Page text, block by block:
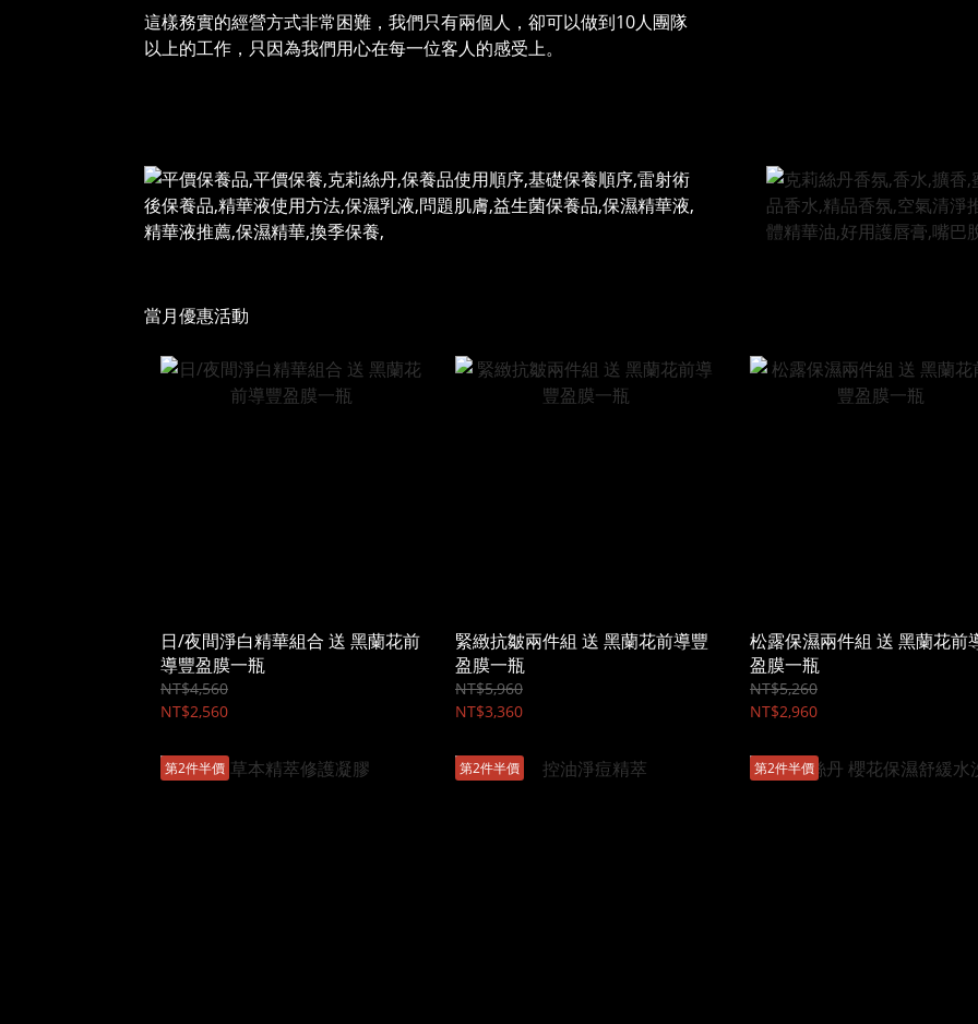
這樣務實的經營方式非常困難，我們只有兩個人，卻可以做到10人團隊
以上的工作，只因為我們用心在每一位客人的感受上。
當月優惠活動
日/夜間淨白精華組合 送 黑蘭花前
導豐盈膜一瓶
NT$4,560
NT$2,560
緊緻抗皺兩件組 送 黑蘭花前導豐
盈膜一瓶
NT$5,960
NT$3,360
松露保濕兩件組 送 黑蘭花前
盈膜一瓶
NT$5,260
NT$2,960
第2件半價 第2件半價 第2件半價